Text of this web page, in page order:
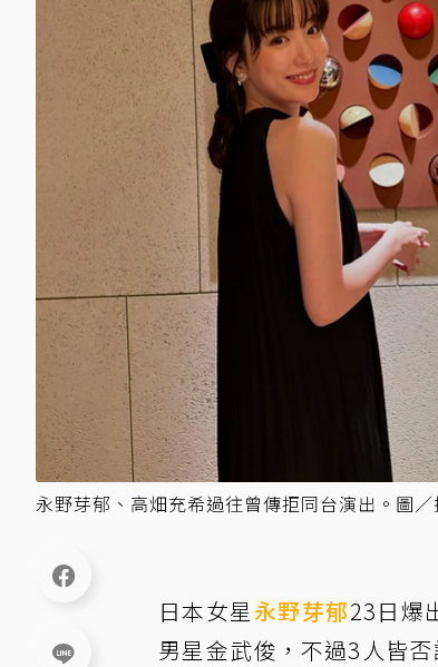
永野芽郁、高畑充希過往曾傳拒同台演出。圖／
日本女星 永野芽郁23日爆
男星金武俊，不過3人皆